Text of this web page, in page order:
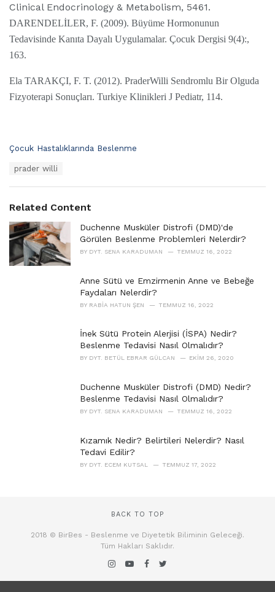
Clinical Endocrinology & Metabolism, 5461.
DARENDELİLER, F. (2009). Büyüme Hormonunun
Tedavisinde Kanıta Dayalı Uygulamalar. Çocuk Dergisi 9(4):,
163.
Ela TARAKÇI, F. T. (2012). PraderWilli Sendromlu Bir Olguda
Fizyoterapi Sonuçları. Turkiye Klinikleri J Pediatr, 114.
C
o
r
i
e
:
Çocuk Hastalıklarında Beslenme
:
prader willi
Related Content
Duchenne Musküler Distrofi (DMD)'de
Görülen Beslenme Problemleri Nelerdir?
BY DYT. SENA KARADUMAN TEMMUZ 16, 2022
Anne Sütü ve Emzirmenin Anne ve Bebeğe
Faydaları Nelerdir?
BY RABIA HATUN ŞEN TEMMUZ 16, 2022
İnek Sütü Protein Alerjisi (İSPA) Nedir?
Beslenme Tedavisi Nasıl Olmalıdır?
BY DYT. BETÜL EBRAR GÜLCAN EKIM 26, 2020
Duchenne Musküler Distrofi (DMD) Nedir?
Beslenme Tedavisi Nasıl Olmalıdır?
BY DYT. SENA KARADUMAN TEMMUZ 16, 2022
Kızamık Nedir? Belirtileri Nelerdir? Nasıl
Tedavi Edilir?
BY DYT. ECEM KUTSAL TEMMUZ 17, 2022
BACK TO TOP
2018 © BirBes - Beslenme ve Diyetetik Biliminin Geleceği.
Tüm Hakları Saklıdır.